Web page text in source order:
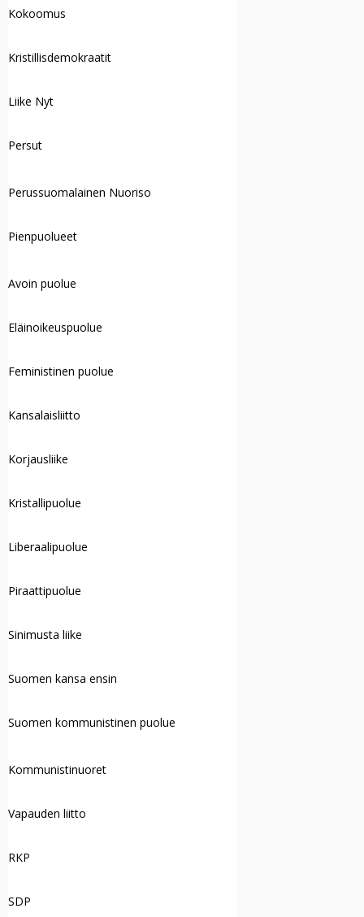
Kokoomus
Kristillisdemokraatit
Liike Nyt
Persut
Perussuomalainen Nuoriso
Pienpuolueet
Avoin puolue
Eläinoikeuspuolue
Feministinen puolue
Kansalaisliitto
Korjausliike
Kristallipuolue
Liberaalipuolue
Piraattipuolue
Sinimusta liike
Suomen kansa ensin
Suomen kommunistinen puolue
Kommunistinuoret
Vapauden liitto
RKP
SDP